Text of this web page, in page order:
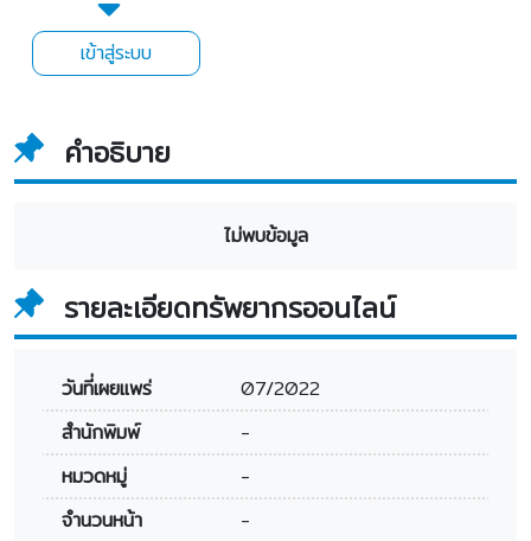
เข้าสู่ระบบ
คำอธิบาย
ไม่พบข้อมูล
รายละเอียดทรัพยากรออนไลน์
วันที่เผยแพร่
07/2022
สำนักพิมพ์
-
หมวดหมู่
-
จำนวนหน้า
-